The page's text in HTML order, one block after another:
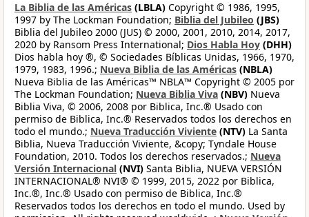
La Biblia de las Américas (LBLA) Copyright © 1986, 1995,
1997 by The Lockman Foundation; Biblia del Jubileo (JBS)
Biblia del Jubileo 2000 (JUS) © 2000, 2001, 2010, 2014, 2017,
2020 by Ransom Press International; Dios Habla Hoy (DHH)
Dios habla hoy ®, © Sociedades Bíblicas Unidas, 1966, 1970,
1979, 1983, 1996.; Nueva Biblia de las Américas (NBLA)
Nueva Biblia de las Américas™ NBLA™ Copyright © 2005 por
The Lockman Foundation; Nueva Biblia Viva (NBV) Nueva
Biblia Viva, © 2006, 2008 por Biblica, Inc.® Usado con
permiso de Biblica, Inc.® Reservados todos los derechos en
todo el mundo.; Nueva Traducción Viviente (NTV) La Santa
Biblia, Nueva Traducción Viviente, &copy; Tyndale House
Foundation, 2010. Todos los derechos reservados.; Nueva
Versión Internacional (NVI) Santa Biblia, NUEVA VERSIÓN
INTERNACIONAL® NVI® © 1999, 2015, 2022 por Biblica,
Inc.®, Inc.® Usado con permiso de Biblica, Inc.®
Reservados todos los derechos en todo el mundo. Used by